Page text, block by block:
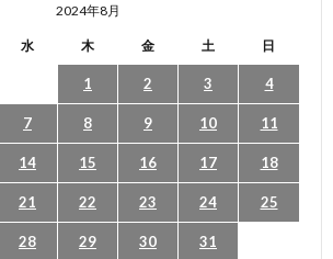
2024年8月
水 木 金 土 日
1 2 3 4
7 8 9 10 11
14 15 16 17 18
21 22 23 24 25
28 29 30 31